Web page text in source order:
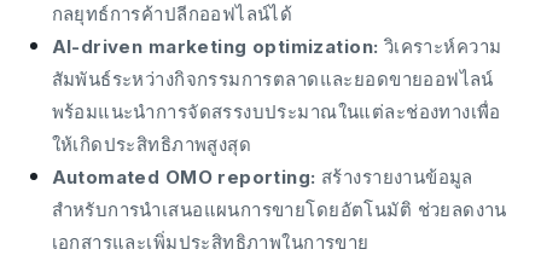
กลยุทธ์การค้าปลีกออฟไลน์ได้
AI-driven marketing optimization: วิเคราะห์ความ
สัมพันธ์ระหว่างกิจกรรมการตลาดและยอดขายออฟไลน์
พร้อมแนะนำการจัดสรรงบประมาณในแต่ละช่องทางเพื่อ
ให้เกิดประสิทธิภาพสูงสุด
Automated OMO reporting: สร้างรายงานข้อมูล
สำหรับการนำเสนอแผนการขายโดยอัตโนมัติ ช่วยลดงาน
เอกสารและเพิ่มประสิทธิภาพในการขาย